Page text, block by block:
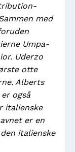
med
Umpa-
Uderzo
otte
Alberts
også
italienske
er en
italienske